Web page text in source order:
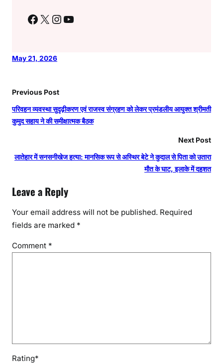
Facebook X Instagram YouTube
May 21, 2026
Previous Post
परिवहन व्यवस्था सुदृढ़ीकरण एवं राजस्व संग्रहण को लेकर प्रमंडलीय आयुक्त श्रीमती
कुमुद सहाय ने की समीक्षात्मक बैठक
Next Post
लातेहार में सनसनीखेज हत्या: मानसिक रूप से अस्थिर बेटे ने कुदाल से पिता को उतारा
मौत के घाट, इलाके में दहशत
Leave a Reply
Your email address will not be published. Required
fields are marked *
Comment *
Rating*